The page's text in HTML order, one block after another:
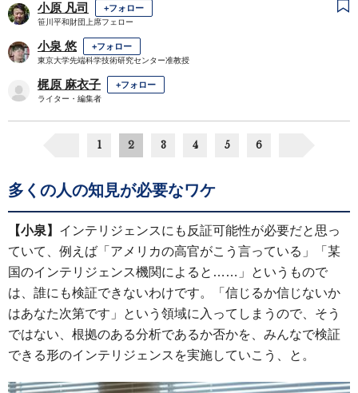
小原 凡司 +フォロー
笹川平和財団上席フェロー
小泉 悠 +フォロー
東京大学先端科学技術研究センター准教授
梶原 麻衣子 +フォロー
ライター・編集者
1 2 3 4 5 6
多くの人の知見が必要なワケ
【小泉】 インテリジェンスにも反証可能性が必要だと思っ
ていて、例えば「アメリカの高官がこう言っている」「某
国のインテリジェンス機関によると……」というもので
は、誰にも検証できないわけです。「信じるか信じないか
はあなた次第です」という領域に入ってしまうので、そう
ではない、根拠のある分析であるか否かを、みんなで検証
できる形のインテリジェンスを実施していこう、と。